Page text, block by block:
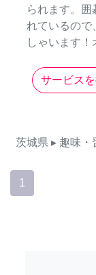
られます。囲
れているので
しゃいます！
サービス
茨城県 ▸ 趣味・
1